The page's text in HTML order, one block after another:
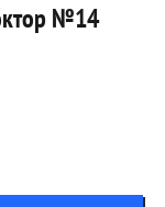
№14